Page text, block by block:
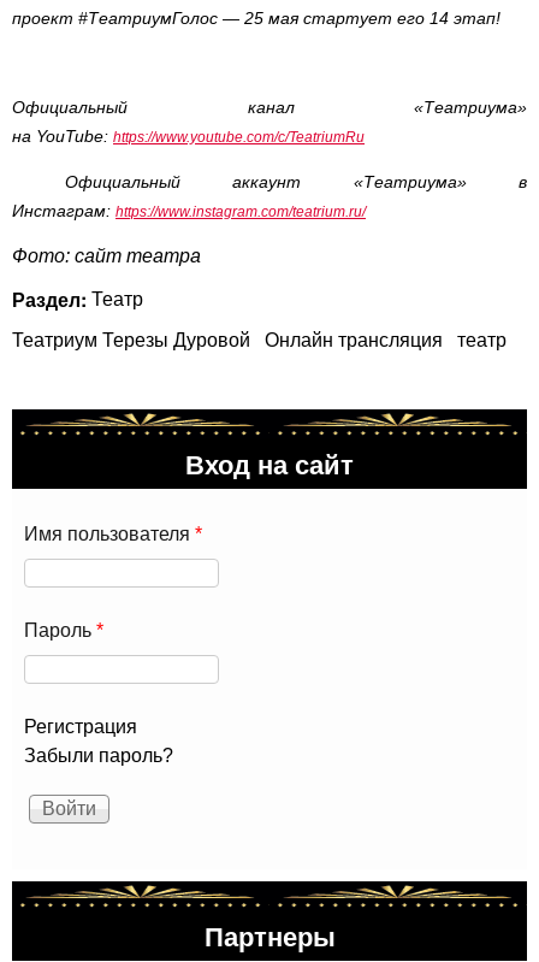
проект #ТеатриумГолос — 25 мая стартует его 14 этап!
Официальный канал «Театриума»
на YouTube: https://www.youtube.com/c/TeatriumRu
Официальный аккаунт «Театриума» в
Инстаграм: https://www.instagram.com/teatrium.ru/
Фото: сайт театра
Раздел: Театр
Театриум Терезы Дуровой
Онлайн трансляция театр
Вход на сайт
Имя пользователя *
Пароль *
Регистрация
Забыли пароль?
Партнеры